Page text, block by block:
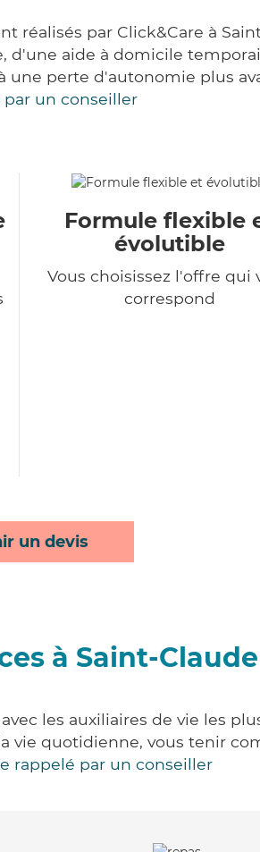
réalisés par Click&Care à
aide à domicile
perte d'autonomie plus
par un conseiller
Formule flexible
évolutible
Vous choisissez l'offre qui
correspond
un devis
à Saint-Claude
les auxiliaires de vie les
vie quotidienne, vous tenir
rappelé par un conseiller